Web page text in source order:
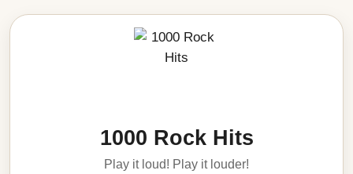
1000 Rock Hits
Play it loud! Play it louder!